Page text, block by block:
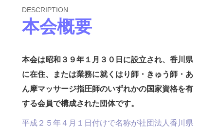
DESCRIPTION
本会概要
本会は昭和３９年１月３０日に設立され、香川県
に在住、または業務に就くはり師・きゅう師・あ
ん摩マッサージ指圧師のいずれかの国家資格を有
する会員で構成された団体です。
平成２５年４月１日付けで名称が社団法人香川県